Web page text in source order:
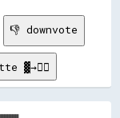
👎 downvote
▓→✊🏽